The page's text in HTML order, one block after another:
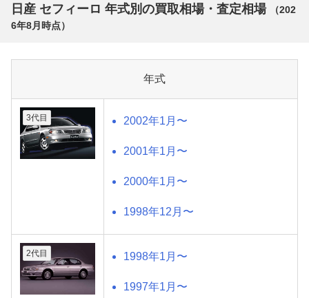
日産 セフィーロ 年式別の買取相場・査定相場 （202
6年8月 時点）
年式
3代目 2002年1月〜
2001年1月〜
2000年1月〜
1998年12月〜
2代目 1998年1月〜
1997年1月〜